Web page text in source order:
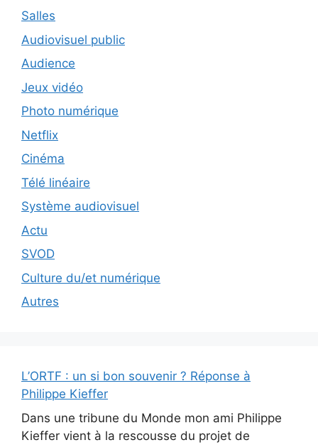
Salles
Audiovisuel public
Audience
Jeux vidéo
Photo numérique
Netflix
Cinéma
Télé linéaire
Système audiovisuel
Actu
SVOD
Culture du/et numérique
Autres
L’ORTF : un si bon souvenir ? Réponse à
Philippe Kieffer
Dans une tribune du Monde mon ami Philippe
Kieffer vient à la rescousse du projet de